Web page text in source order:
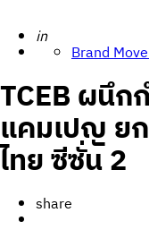
Posted
in
Brand
TCEB ผนึก
แคมเปญ ย
ไทย ซีซั่น 2
share